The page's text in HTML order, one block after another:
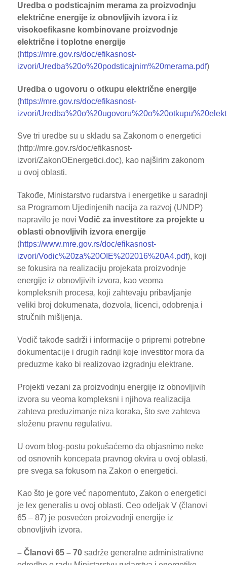
Uredba o podsticajnim merama za proizvodnju
električne energije iz obnovlјivih izvora i iz
visokoefikasne kombinovane proizvodnje
električne i toplotne energije
(https://mre.gov.rs/doc/efikasnost-
izvori/Uredba%20o%20podsticajnim%20merama.pdf)
Uredba o ugovoru o otkupu električne energije
(https://mre.gov.rs/doc/efikasnost-
izvori/
Sve tri uredbe su u skladu sa Zakonom o energetici
(http://mre.gov.rs/doc/efikasnost-
izvori/ZakonOEnergetici.doc), kao najširim zakonom
u ovoj oblasti.
Takođe, Ministarstvo rudarstva i energetike u saradnji
sa Programom Ujedinjenih nacija za razvoj (UNDP)
napravilo je novi Vodič za investitore za projekte u
oblasti obnovljivih izvora energije
(https://www.mre.gov.rs/doc/efikasnost-
izvori/Vodic%20za%20OIE%202016%20A4.pdf), koji
se fokusira na realizaciju projekata proizvodnje
energije iz obnovljivih izvora, kao veoma
kompleksnih procesa, koji zahtevaju pribavljanje
veliki broj dokumenata, dozvola, licenci, odobrenja i
stručnih mišljenja.
Vodič takođe sadrži i informacije o pripremi potrebne
dokumentacije i drugih radnji koje investitor mora da
preduzme kako bi realizovao izgradnju elektrane.
Projekti vezani za proizvodnju energije iz obnovljivih
izvora su veoma kompleksni i njihova realizacija
zahteva preduzimanje niza koraka, što sve zahteva
složenu pravnu regulativu.
U ovom blog-postu pokušaćemo da objasnimo neke
od osnovnih koncepata pravnog okvira u ovoj oblasti,
pre svega sa fokusom na Zakon o energetici.
Kao što je gore već napomentuto, Zakon o energetici
je lex generalis u ovoj oblasti. Ceo odeljak V (članovi
65 – 87) je posvećen proizvodnji energije iz
obnovljivih izvora.
– Članovi 65 – 70 sadrže generalne administrativne